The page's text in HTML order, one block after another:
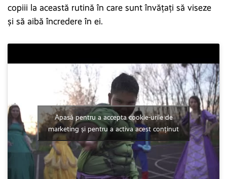
copiii la această rutină în care sunt învățați să viseze
și să aibă încredere în ei.
Apasă pentru a accepta cookie-urile de
marketing și pentru a activa acest conținut